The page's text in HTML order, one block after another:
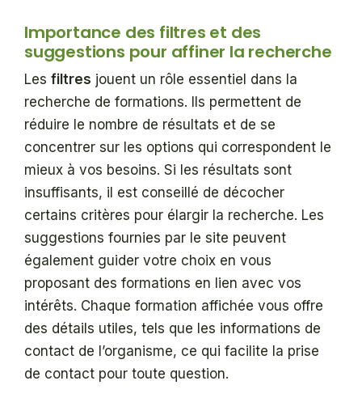
Importance des filtres et des
suggestions pour affiner la recherche
Les filtres jouent un rôle essentiel dans la
recherche de formations. Ils permettent de
réduire le nombre de résultats et de se
concentrer sur les options qui correspondent le
mieux à vos besoins. Si les résultats sont
insuffisants, il est conseillé de décocher
certains critères pour élargir la recherche. Les
suggestions fournies par le site peuvent
également guider votre choix en vous
proposant des formations en lien avec vos
intérêts. Chaque formation affichée vous offre
des détails utiles, tels que les informations de
contact de l’organisme, ce qui facilite la prise
de contact pour toute question.